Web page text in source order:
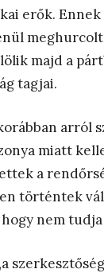
erők.
majd a
tagjai.
arról
miatt
a
történtek
nem